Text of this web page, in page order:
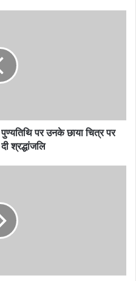
पर उनके छाया चित्र पर
श्रद्धांजलि